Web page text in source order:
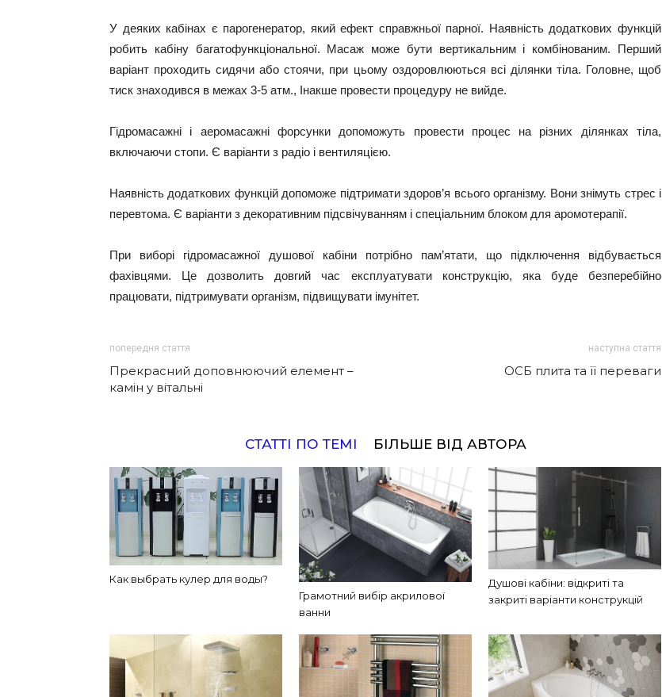
У деяких кабінах є парогенератор, який ефект справжньої парної. Наявність додаткових функцій
робить кабіну багатофункціональної. Масаж може бути вертикальним і комбінованим. Перший
варіант проходить сидячи або стоячи, при цьому оздоровлюються всі ділянки тіла. Головне, щоб
тиск знаходився в межах 3-5 атм., Інакше провести процедуру не вийде.
Гідромасажні і аеромасажні форсунки допоможуть провести процес на різних ділянках тіла,
включаючи стопи. Є варіанти з радіо і вентиляцією.
Наявність додаткових функцій допоможе підтримати здоров’я всього організму. Вони знімуть стрес і
перевтома. Є варіанти з декоративним підсвічуванням і спеціальним блоком для аромотерапії.
При виборі гідромасажної душової кабіни потрібно пам’ятати, що підключення відбувається
фахівцями. Це дозволить довгий час експлуатувати конструкцію, яка буде безперебійно
працювати, підтримувати організм, підвищувати імунітет.
попередня стаття
Прекрасний доповнюючий елемент –
камін у вітальні
наступна стаття
ОСБ плита та її переваги
СТАТТІ ПО ТЕМІ БІЛЬШЕ ВІД АВТОРА
Как выбрать кулер для воды?
Грамотний вибір акрилової
ванни
Душові кабіни: відкриті та
закриті варіанти конструкцій